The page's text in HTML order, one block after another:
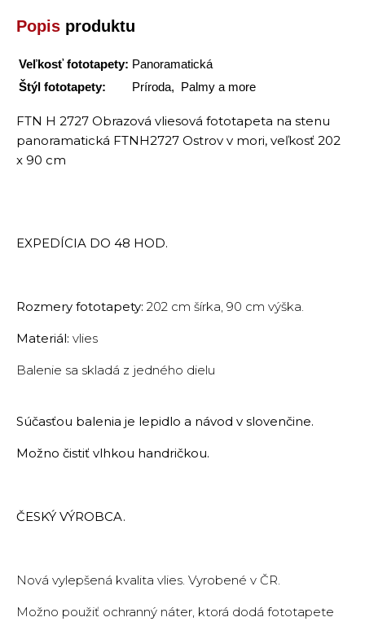
Popis produktu
Veľkosť fototapety: Panoramatická
Štýl fototapety:
Príroda, Palmy a more
FTN H 2727 Obrazová vliesová fototapeta na stenu
panoramatická FTNH2727 Ostrov v mori, veľkosť 202
x 90 cm
EXPEDÍCIA DO 48 HOD.
Rozmery fototapety: 202 cm šírka, 90 cm výška.
Materiál: vlies
Balenie sa skladá z jedného dielu
Súčasťou balenia je lepidlo a návod v slovenčine.
Možno čistiť vlhkou handričkou.
ČESKÝ VÝROBCA.
Nová vylepšená kvalita vlies. Vyrobené v ČR.
Možno použiť ochranný náter, ktorá dodá fototapete